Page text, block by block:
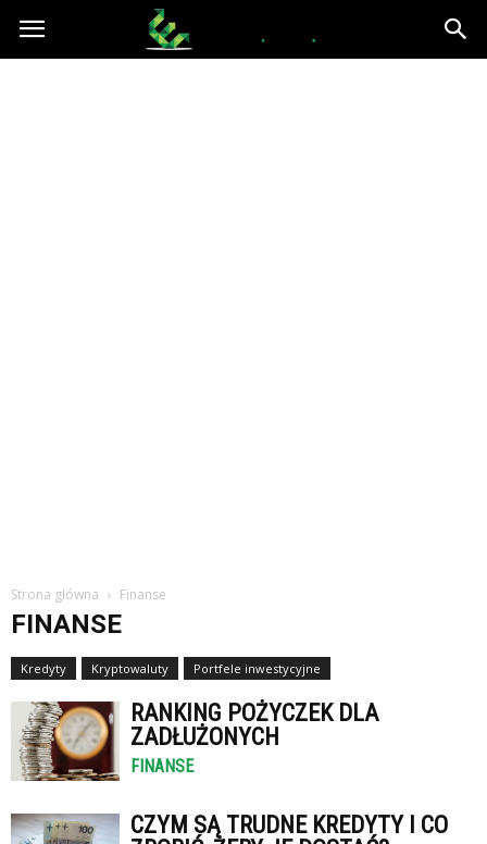
epce.org.pl
Strona główna Finanse
FINANSE
Kredyty Kryptowaluty
Portfele inwestycyjne
RANKING POŻYCZEK DLA
ZADŁUŻONYCH
FINANSE
CZYM SĄ TRUDNE KREDYTY I CO